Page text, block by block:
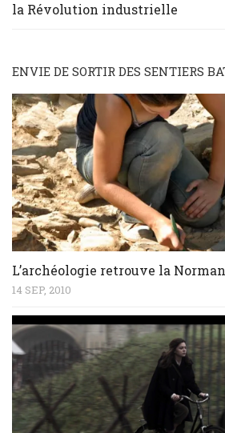
la Révolution industrielle
ENVIE DE SORTIR DES SENTIERS
L’archéologie retrouve la
14 SEP, 2010